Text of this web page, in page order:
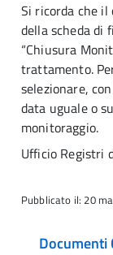
Si ricorda che il
della scheda di
“Chiusura
trattamento.
selezionare,
data uguale o
monitoraggio.
Ufficio Registri
Pubblicato il: 20
Documenti